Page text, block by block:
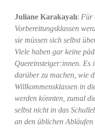
Juliane Karakayalı: Für
Vorbereitungsklassen
sie müssen sich selbst
Viele haben gar keine
Quereinsteiger:innen. Es
darüber zu machen, wie
Willkommensklassen in
werden könnten, zumal
selbst nicht in das
an den üblichen